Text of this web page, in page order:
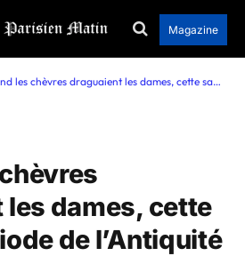
Magazine
chèvres draguaient les dames, cette sacrée période de l’Antiquité
dames, cette
de l’Antiquité